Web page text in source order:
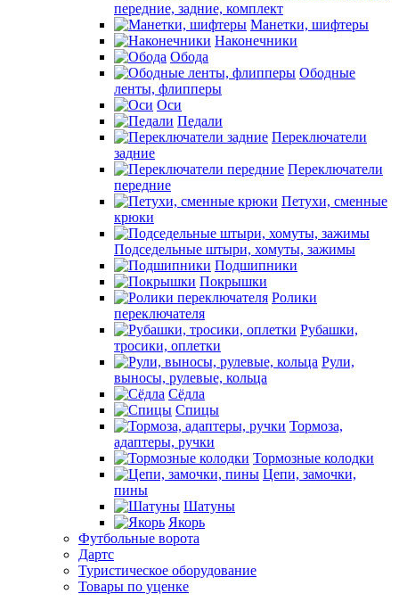
передние, задние, комплект
Манетки, шифтеры
Наконечники
Обода
Ободные
ленты, флипперы
Оси
Педали
Переключатели
задние
Переключатели
передние
Петухи, сменные
крюки
Подседельные штыри, хомуты, зажимы
Подшипники
Покрышки
Ролики
переключателя
Рубашки,
тросики, оплетки
Рули,
выносы, рулевые, кольца
Сёдла
Спицы
Тормоза,
адаптеры, ручки
Тормозные колодки
Цепи, замочки,
пины
Шатуны
Якорь
Футбольные ворота
Дартс
Туристическое оборудование
Товары по уценке